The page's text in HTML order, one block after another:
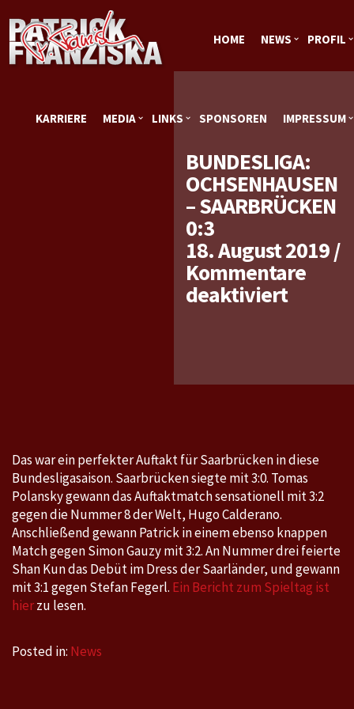
HOME NEWS PROFIL
KARRIERE MEDIA LINKS SPONSOREN IMPRESSUM
BUNDESLIGA:
OCHSENHAUSEN
– SAARBRÜCKEN
0:3
18. August 2019/
Kommentare
deaktiviertfür
Das war ein perfekter Auftakt für Saarbrücken in diese
Bundesligasaison. Saarbrücken siegte mit 3:0. Tomas
Polansky gewann das Auftaktmatch sensationell mit 3:2
gegen die Nummer 8 der Welt, Hugo Calderano.
Anschließend gewann Patrick in einem ebenso knappen
Match gegen Simon Gauzy mit 3:2. An Nummer drei feierte
Shan Kun das Debüt im Dress der Saarländer, und gewann
mit 3:1 gegen Stefan Fegerl. Ein Bericht zum Spieltag ist
hierzu lesen.
Posted in: News